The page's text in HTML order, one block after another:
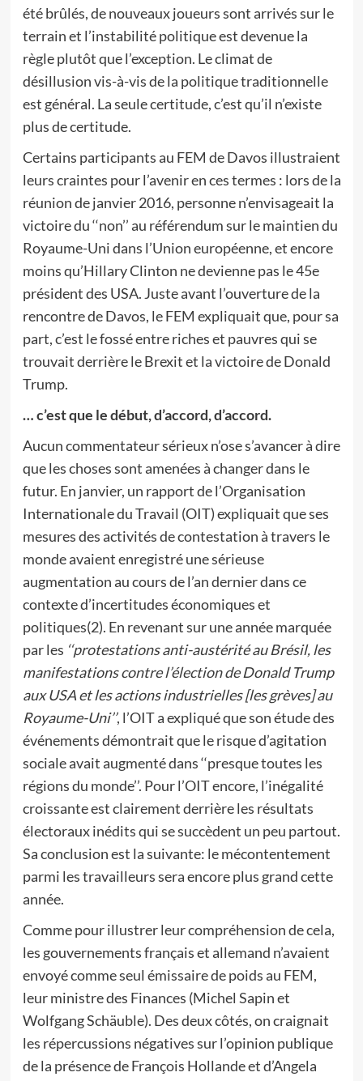
été brûlés, de nouveaux joueurs sont arrivés sur le
terrain et l’instabilité politique est devenue la
règle plutôt que l’exception. Le climat de
désillusion vis-à-vis de la politique traditionnelle
est général. La seule certitude, c’est qu’il n’existe
plus de certitude.
Certains participants au FEM de Davos illustraient
leurs craintes pour l’avenir en ces termes : lors de la
réunion de janvier 2016, personne n’envisageait la
victoire du ‘‘non’’ au référendum sur le maintien du
Royaume-Uni dans l’Union européenne, et encore
moins qu’Hillary Clinton ne devienne pas le 45e
président des USA. Juste avant l’ouverture de la
rencontre de Davos, le FEM expliquait que, pour sa
part, c’est le fossé entre riches et pauvres qui se
trouvait derrière le Brexit et la victoire de Donald
Trump.
… c’est que le début, d’accord, d’accord.
Aucun commentateur sérieux n’ose s’avancer à dire
que les choses sont amenées à changer dans le
futur. En janvier, un rapport de l’Organisation
Internationale du Travail (OIT) expliquait que ses
mesures des activités de contestation à travers le
monde avaient enregistré une sérieuse
augmentation au cours de l’an dernier dans ce
contexte d’incertitudes économiques et
politiques(2). En revenant sur une année marquée
par les ‘‘protestations anti-austérité au Brésil, les
manifestations contre l’élection de Donald Trump
aux USA et les actions industrielles [les grèves] au
Royaume-Uni’’, l’OIT a expliqué que son étude des
événements démontrait que le risque d’agitation
sociale avait augmenté dans ‘‘presque toutes les
régions du monde’’. Pour l’OIT encore, l’inégalité
croissante est clairement derrière les résultats
électoraux inédits qui se succèdent un peu partout.
Sa conclusion est la suivante: le mécontentement
parmi les travailleurs sera encore plus grand cette
année.
Comme pour illustrer leur compréhension de cela,
les gouvernements français et allemand n’avaient
envoyé comme seul émissaire de poids au FEM,
leur ministre des Finances (Michel Sapin et
Wolfgang Schäuble). Des deux côtés, on craignait
les répercussions négatives sur l’opinion publique
de la présence de François Hollande et d’Angela